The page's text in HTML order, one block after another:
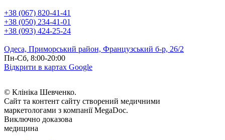
+38 (067) 820-41-41
+38 (050) 234-41-01
+38 (093) 424-25-24
Одеса, Приморський район, Французський б-р, 26/2
Пн-Сб, 8:00-20:00
Відкрити в картах Google
© Клініка Шевченко.
Сайт та контент сайту створений медичними
маркетологами з компанії MegaDoc.
Виключно доказова
медицина